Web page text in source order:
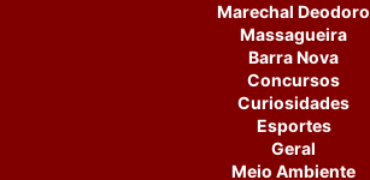
Marechal Deodoro
Massagueira
Barra Nova
Concursos
Curiosidades
Esportes
Geral
Meio Ambiente